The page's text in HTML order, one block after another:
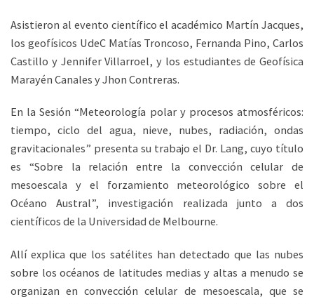
Asistieron al evento científico el académico Martín Jacques,
los geofísicos UdeC Matías Troncoso, Fernanda Pino, Carlos
Castillo y Jennifer Villarroel, y los estudiantes de Geofísica
Marayén Canales y Jhon Contreras.
En la Sesión “Meteorología polar y procesos atmosféricos:
tiempo, ciclo del agua, nieve, nubes, radiación, ondas
gravitacionales” presenta su trabajo el Dr. Lang, cuyo título
es “Sobre la relación entre la convección celular de
mesoescala y el forzamiento meteorológico sobre el
Océano Austral”, investigación realizada junto a dos
científicos de la Universidad de Melbourne.
Allí explica que los satélites han detectado que las nubes
sobre los océanos de latitudes medias y altas a menudo se
organizan en convección celular de mesoescala, que se